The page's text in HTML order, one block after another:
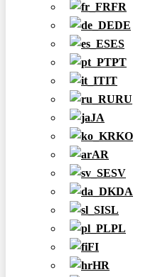
FR
DE
ES
PT
IT
RU
JA
KO
AR
SV
DA
SL
PL
FI
HR